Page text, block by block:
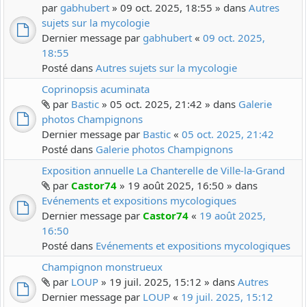
par gabhubert » 09 oct. 2025, 18:55 » dans Autres
sujets sur la mycologie
Dernier message par gabhubert « 09 oct. 2025,
18:55
Posté dans Autres sujets sur la mycologie
Coprinopsis acuminata
par Bastic » 05 oct. 2025, 21:42 » dans Galerie
photos Champignons
Dernier message par Bastic « 05 oct. 2025, 21:42
Posté dans Galerie photos Champignons
Exposition annuelle La Chanterelle de Ville-la-Grand
par Castor74 » 19 août 2025, 16:50 » dans
Evénements et expositions mycologiques
Dernier message par Castor74 « 19 août 2025,
16:50
Posté dans Evénements et expositions mycologiques
Champignon monstrueux
par LOUP » 19 juil. 2025, 15:12 » dans Autres
Dernier message par LOUP « 19 juil. 2025, 15:12